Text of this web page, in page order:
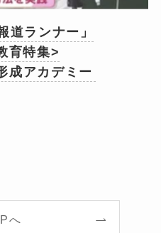
道ランナー」
育特集>
成アカデミー
へ